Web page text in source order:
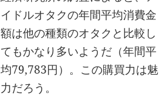
イドルオタクの年間平均消費金
額は他の種類のオタクと比較し
てもかなり多いようだ（年間平
均79,783円）。この購買力は魅
力だろう。